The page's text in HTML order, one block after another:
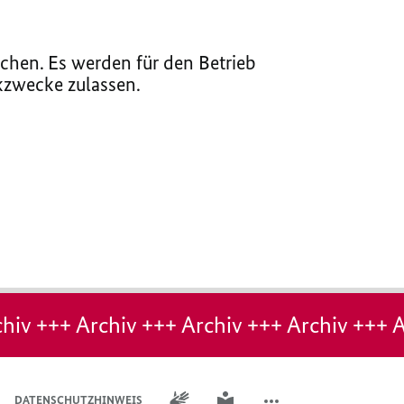
Es werden für den Betrieb
zulassen.
+++ Archiv +++ Archiv +++ Archiv
DATENSCHUTZHINWEIS GEBÄRDENSPRACHE
LEICHTE SPRACHE